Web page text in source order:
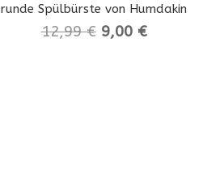
runde Spülbürste von Humdakin
12,99€ Ursprünglicher
9,00 €Aktueller